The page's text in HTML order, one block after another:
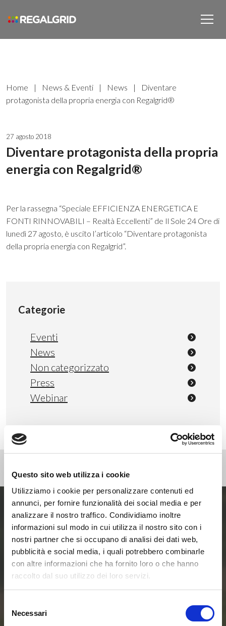
Questo sito web utilizza i cookie
Utilizziamo i cookie per personalizzare contenuti ed
annunci, per fornire funzionalità dei social media e per
analizzare il nostro traffico. Condividiamo inoltre
informazioni sul modo in cui utilizza il nostro sito con i
nostri partner che si occupano di analisi dei dati web,
pubblicità e social media, i quali potrebbero combinarle
con altre informazioni che ha fornito loro o che hanno
raccolto dal suo utilizzo dei loro servizi.
delNecessari
Home | News & Eventi | News |
Diventare
protagonista della propria energia con Regalgrid®
27 agosto 2018
Diventare protagonista della propria
energia con Regalgrid®
Per la rassegna “Speciale EFFICIENZA ENERGETICA E
FONTI RINNOVABILI – Realtà Eccellenti” de Il Sole 24 Ore di
lunedì 27 agosto, è uscito l’articolo “Diventare protagonista
della propria energia con Regalgrid”.
Categorie
Eventi
News
Non categorizzato
Press
Webinar
Entra ora nel mondo
delle Smart Home e
delle Comunità